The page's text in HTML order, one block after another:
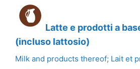
Latte e prodotti a
(incluso lattosio)
Milk and products thereof; Lait et